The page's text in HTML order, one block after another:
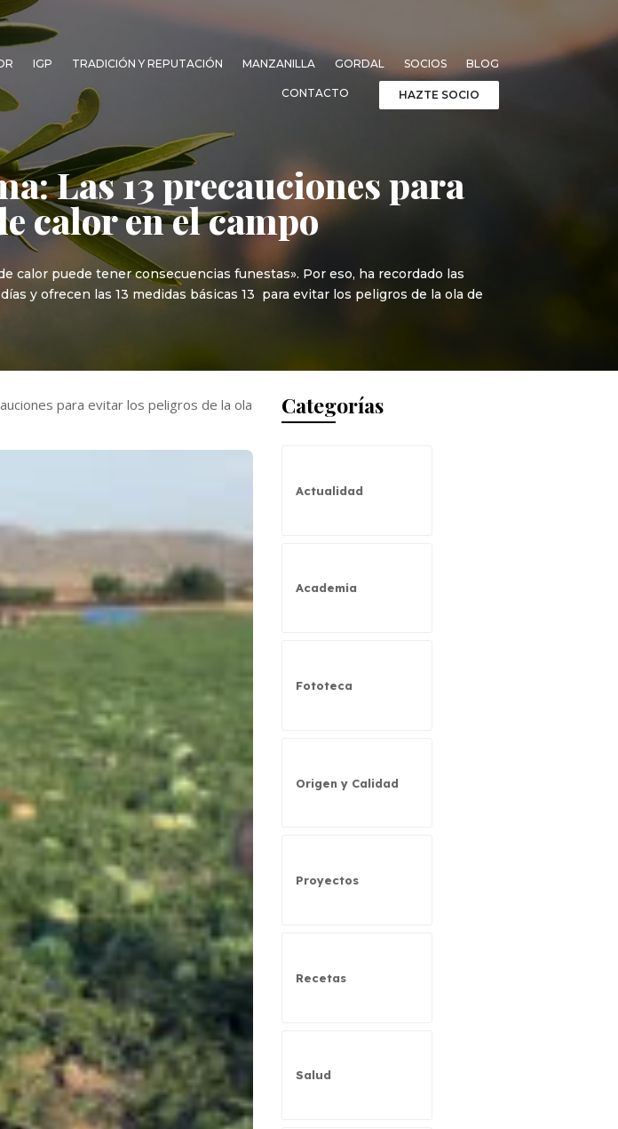
IGP TRADICIÓN Y REPUTACIÓN MANZANILLA GORDAL SOCIOS BLOG
CONTACTO HAZTE SOCIO
Las 13 precauciones para
calor en el campo
calor puede tener consecuencias funestas». Por eso, ha recordado las
y ofrecen las 13 medidas básicas 13 para evitar los peligros de la ola de
para evitar los peligros de la ola
Categorías
Actualidad
Academia
Fototeca
Origen y Calidad
Proyectos
Recetas
Salud